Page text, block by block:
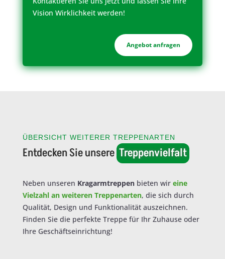
Vision Wirklichkeit werden!
Angebot anfragen
ÜBERSICHT WEITERER TREPPENARTEN
Entdecken Sie unsere Treppenvielfalt
Neben unseren Kragarmtreppenbieten wir eine
Vielzahl an weiteren Treppenarten, die sich durch
Qualität, Design und Funktionalität auszeichnen.
Finden Sie die perfekte Treppe für Ihr Zuhause oder
Ihre Geschäftseinrichtung!